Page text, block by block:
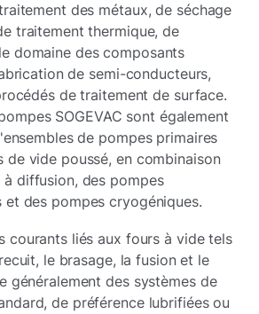
des métaux, de séchage
traitement thermique, de
domaine des composants
de semi-conducteurs,
de traitement de surface.
SOGEVAC sont également
de pompes primaires
de vide poussé, en combinaison
diffusion, des pompes
des pompes cryogéniques.
courants liés aux fours à vide tels
le brasage, la fusion et le
généralement des systèmes de
de préférence lubrifiées ou